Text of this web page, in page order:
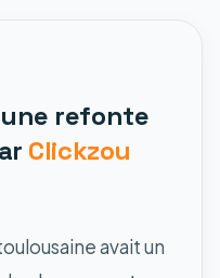
refonte
Clickzou
avait un